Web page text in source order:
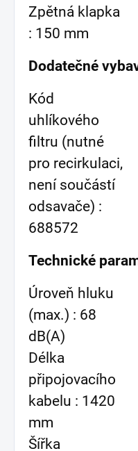
Zpětná klapka
: 150 mm
Dodatečné
Kód
uhlíkového
filtru (nutné
pro recirkulaci,
není součástí
odsavače) :
688572
Technické
Úroveň hluku
(max.) : 68
dB(A)
Délka
připojovacího
kabelu : 1420
mm
Šířka